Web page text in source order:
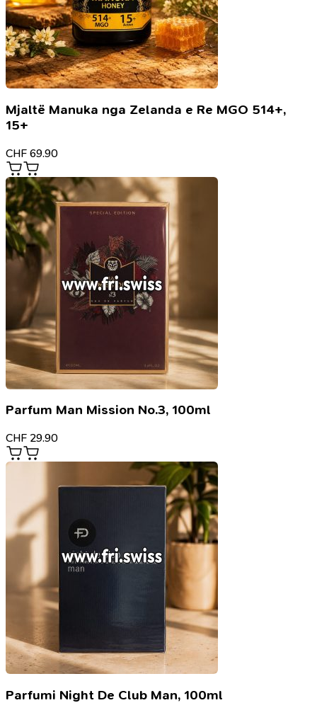
Mjaltë Manuka nga Zelanda e Re MGO 514+,
15+
CHF 69.90
Parfum Man Mission No.3, 100ml
CHF 29.90
Parfumi Night De Club Man, 100ml